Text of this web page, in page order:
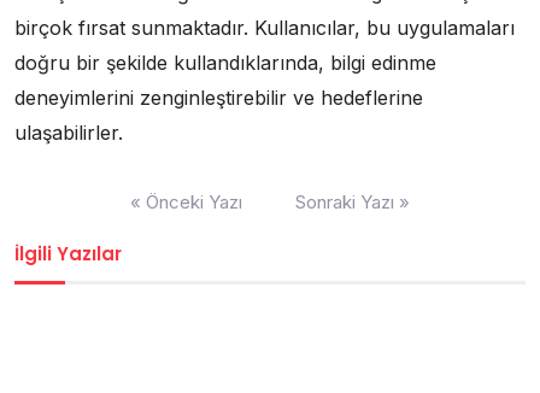
birçok fırsat sunmaktadır. Kullanıcılar, bu uygulamaları
doğru bir şekilde kullandıklarında, bilgi edinme
deneyimlerini zenginleştirebilir ve hedeflerine
ulaşabilirler.
« Önceki Yazı Sonraki Yazı »
İlgili Yazılar